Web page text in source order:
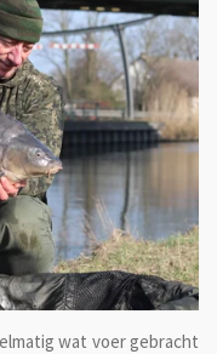
wat voer gebracht